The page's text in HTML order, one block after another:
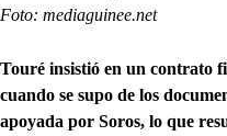
Foto: mediaguinee.net
Touré insistió en un contrato
cuando se supo de los
apoyada por Soros, lo que